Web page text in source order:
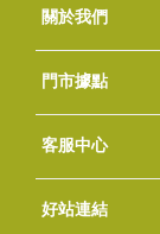
關於我們
公司簡介
品牌故事
最新消息
隱私權聲明
版權聲明
門市據點
總部
北區
中區
南區
東區
海外
客服中心
會員等級
購物流程
訂單查詢
常見問題
海外訂購流程
連絡我們
下載專區
紅利點數
好站連結